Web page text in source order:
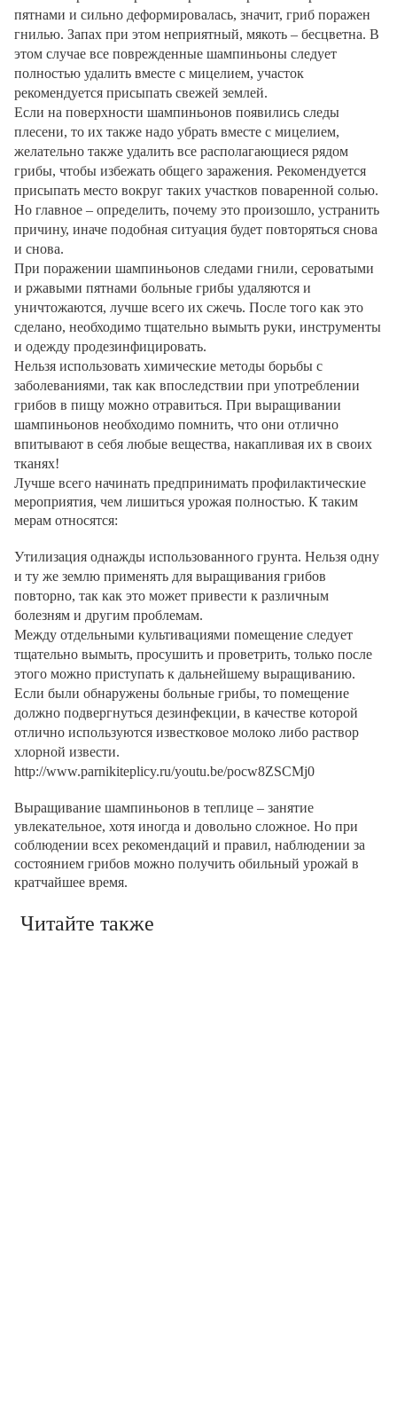
пятнами и сильно деформировалась, значит, гриб поражен
гнилью. Запах при этом неприятный, мякоть – бесцветна. В
этом случае все поврежденные шампиньоны следует
полностью удалить вместе с мицелием, участок
рекомендуется присыпать свежей землей.
Если на поверхности шампиньонов появились следы
плесени, то их также надо убрать вместе с мицелием,
желательно также удалить все располагающиеся рядом
грибы, чтобы избежать общего заражения. Рекомендуется
присыпать место вокруг таких участков поваренной солью.
Но главное – определить, почему это произошло, устранить
причину, иначе подобная ситуация будет повторяться снова
и снова.
При поражении шампиньонов следами гнили, сероватыми
и ржавыми пятнами больные грибы удаляются и
уничтожаются, лучше всего их сжечь. После того как это
сделано, необходимо тщательно вымыть руки, инструменты
и одежду продезинфицировать.
Нельзя использовать химические методы борьбы с
заболеваниями, так как впоследствии при употреблении
грибов в пищу можно отравиться. При выращивании
шампиньонов необходимо помнить, что они отлично
впитывают в себя любые вещества, накапливая их в своих
тканях!
Лучше всего начинать предпринимать профилактические
мероприятия, чем лишиться урожая полностью. К таким
мерам относятся:
Утилизация однажды использованного грунта. Нельзя одну
и ту же землю применять для выращивания грибов
повторно, так как это может привести к различным
болезням и другим проблемам.
Между отдельными культивациями помещение следует
тщательно вымыть, просушить и проветрить, только после
этого можно приступать к дальнейшему выращиванию.
Если были обнаружены больные грибы, то помещение
должно подвергнуться дезинфекции, в качестве которой
отлично используются известковое молоко либо раствор
хлорной извести.
http://www.parnikiteplicy.ru/youtu.be/pocw8ZSCMj0
Выращивание шампиньонов в теплице – занятие
увлекательное, хотя иногда и довольно сложное. Но при
соблюдении всех рекомендаций и правил, наблюдении за
состоянием грибов можно получить обильный урожай в
кратчайшее время.
Читайте также